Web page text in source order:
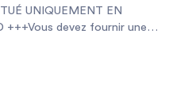
UNIQUEMENT EN
assurance habitation+++